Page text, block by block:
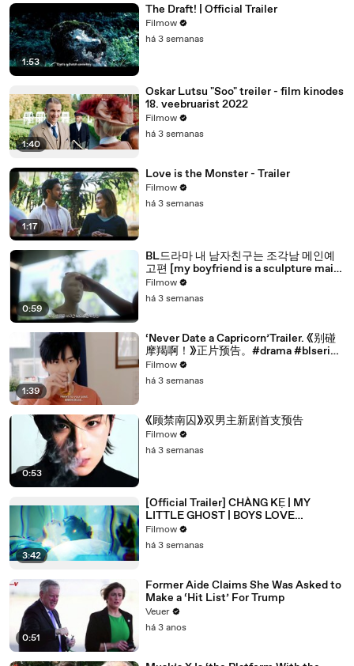
1:53
The Draft! | Official Trailer
Filmow
há 3 semanas
1:40
Oskar Lutsu "Soo" treiler - film kinodes
18. veebruarist 2022
Filmow
há 3 semanas
1:17
Love is the Monster - Trailer
Filmow
há 3 semanas
0:59
BL드라마 내 남자친구는 조각남 메인예
고편 [my boyfriend is a sculpture main
trailer]
Filmow
há 3 semanas
1:39
‘Never Date a Capricorn’Trailer. 《别碰
摩羯啊！》正片预告。#drama #blseries
#bl
Filmow
há 3 semanas
0:53
《顾禁南囚》双男主新剧首支预告
Filmow
há 3 semanas
3:42
[Official Trailer] CHÀNG KẸ | MY
LITTLE GHOST | BOYS LOVE
VIETNAM | KC 03.10.2025
Filmow
há 3 semanas
0:51
Former Aide Claims She Was Asked to
Make a ‘Hit List’ For Trump
Veuer
há 3 anos